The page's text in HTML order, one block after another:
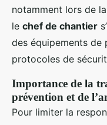
notamment lors de
le chef de chantier
des équipements de
protocoles de
Importance de la
prévention et de
Pour limiter la